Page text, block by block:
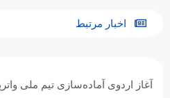
اخبار مرتبط
آغاز اردوی آماده‌سازی تیم ملی